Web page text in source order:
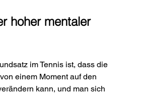
hoher mentaler
im Tennis ist, dass die
einem Moment auf den
kann, und man sich